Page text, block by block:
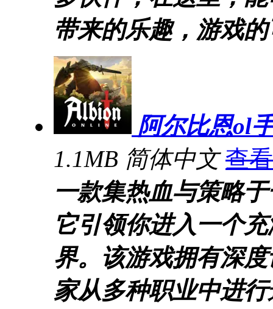
带来的乐趣，游戏
阿尔比恩ol
1.1MB 简体中文 查看
一款集热血与策略
它引领你进入一个
界。该游戏拥有深
家从多种职业中进